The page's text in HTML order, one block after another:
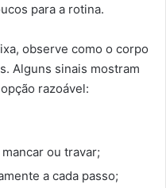
para a rotina.
observe como o corpo
Alguns sinais mostram
razoável:
ou travar;
a cada passo;